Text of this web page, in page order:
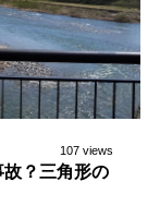
107 views
？三角形の